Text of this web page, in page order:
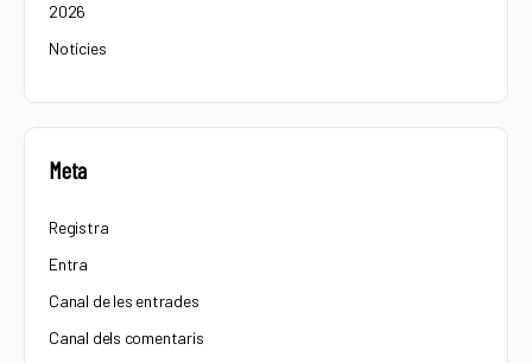
2026
Notícies
Meta
Registra
Entra
Canal de les entrades
Canal dels comentaris